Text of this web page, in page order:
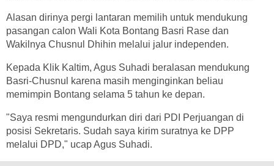
Alasan dirinya pergi lantaran memilih untuk mendukung
pasangan calon Wali Kota Bontang Basri Rase dan
Wakilnya Chusnul Dhihin melalui jalur independen.
Kepada Klik Kaltim, Agus Suhadi beralasan mendukung
Basri-Chusnul karena masih menginginkan beliau
memimpin Bontang selama 5 tahun ke depan.
"Saya resmi mengundurkan diri dari PDI Perjuangan di
posisi Sekretaris. Sudah saya kirim suratnya ke DPP
melalui DPD," ucap Agus Suhadi.